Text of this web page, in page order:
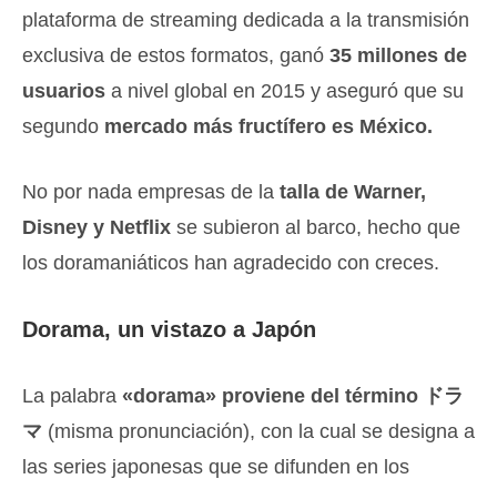
plataforma de streaming dedicada a la transmisión
exclusiva de estos formatos, ganó 35 millones de
usuarios a nivel global en 2015 y aseguró que su
segundo mercado más fructífero es México.
No por nada empresas de la talla de Warner,
Disney y Netflix se subieron al barco, hecho que
los doramaniáticos han agradecido con creces.
Dorama, un vistazo a Japón
La palabra «dorama» proviene del término ドラ
マ (misma pronunciación), con la cual se designa a
las series japonesas que se difunden en los